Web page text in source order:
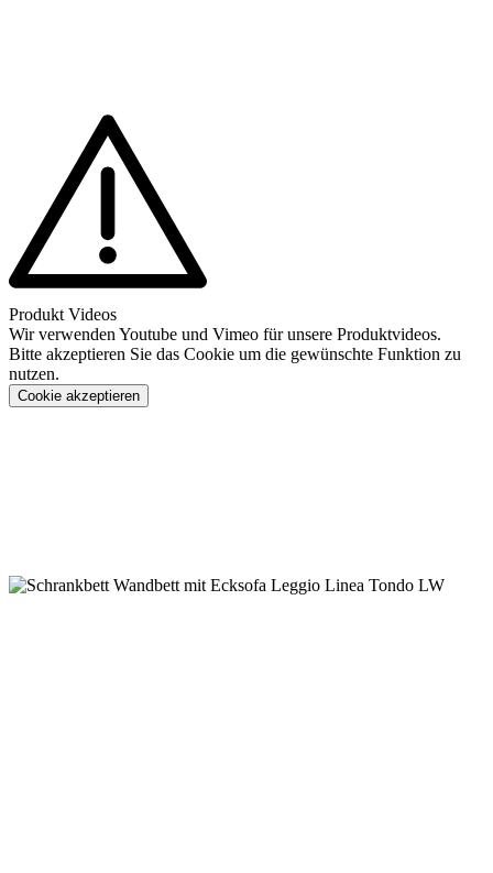
Produkt Videos
Wir verwenden Youtube und Vimeo für unsere Produktvideos.
Bitte akzeptieren Sie das Cookie um die gewünschte Funktion zu
nutzen.
Cookie akzeptieren